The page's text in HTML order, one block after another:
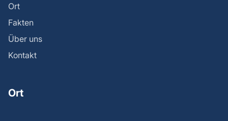
Ort
Fakten
Über uns
Kontakt
Ort